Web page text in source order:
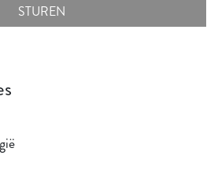
gelezen en accepteer het